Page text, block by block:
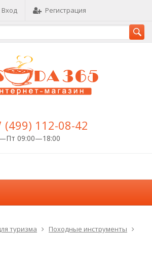
Вход Регистрация
(499) 112-08-42
09:00—18:00
туризма
Походные инструменты